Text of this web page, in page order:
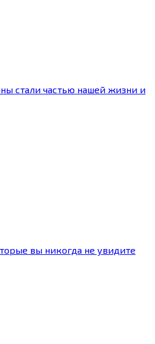
стали частью нашей жизни и
вы никогда не увидите